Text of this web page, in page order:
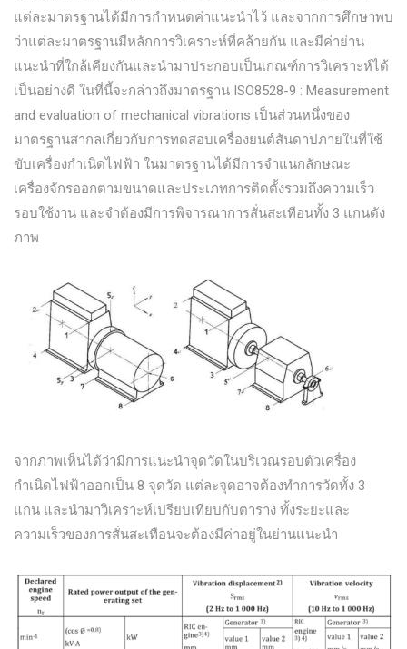
แต่ละมาตรฐานได้มีการกำหนดค่าแนะนำไว้ และจากการศึกษาพบ
ว่าแต่ละมาตรฐานมีหลักการวิเคราะห์ที่คล้ายกัน และมีค่าย่าน
แนะนำที่ใกล้เคียงกันและนำมาประกอบเป็นเกณฑ์การวิเคราะห์ได้
เป็นอย่างดี ในที่นี้จะกล่าวถึงมาตรฐาน ISO8528-9 : Measurement
and evaluation of mechanical vibrations เป็นส่วนหนึ่งของ
มาตรฐานสากลเกี่ยวกับการทดสอบเครื่องยนต์สันดาปภายในที่ใช้
ขับเครื่องกำเนิดไฟฟ้า ในมาตรฐานได้มีการจำแนกลักษณะ
เครื่องจักรออกตามขนาดและประเภทการติดตั้งรวมถึงความเร็ว
รอบใช้งาน และจำต้องมีการพิจารณาการสั่นสะเทือนทั้ง 3 แกนดัง
ภาพ
จากภาพเห็นได้ว่ามีการแนะนำจุดวัดในบริเวณรอบตัวเครื่อง
กำเนิดไฟฟ้าออกเป็น 8 จุดวัด แต่ละจุดอาจต้องทำการวัดทั้ง 3
แกน และนำมาวิเคราะห์เปรียบเทียบกับตาราง ทั้งระยะและ
ความเร็วของการสั่นสะเทือนจะต้องมีค่าอยู่ในย่านแนะนำ